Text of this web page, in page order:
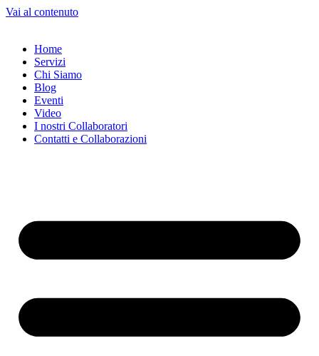
Vai al contenuto
Home
Servizi
Chi Siamo
Blog
Eventi
Video
I nostri Collaboratori
Contatti e Collaborazioni